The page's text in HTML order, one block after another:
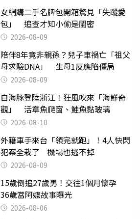
女網購二手名牌包開箱驚見「失蹤愛
包」 追查才知小偷是閨密
2026-08-09
陪伴8年竟非親孫？兒子車禍亡「祖父
母求驗DNA」 生母1反應陷僵局
2026-08-09
白海豚登陸浙江！狂風吹來「海鮮奇
觀」 活章魚爬窗、鮭魚黏玻璃
2026-08-10
外籍車手來台「領完就跑」！4人快閃
犯案全栽了 機場也逃不掉
2026-08-09
15歲倒追27歲男！交往1個月懷孕
36歲當阿嬤故事曝光
2026-08-06